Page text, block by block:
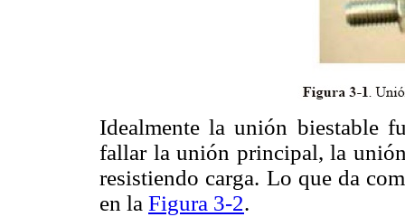
Idealmente la unión biestable
fallar la unión principal, la unión
resistiendo carga. Lo que da
en la Figura 3-2.